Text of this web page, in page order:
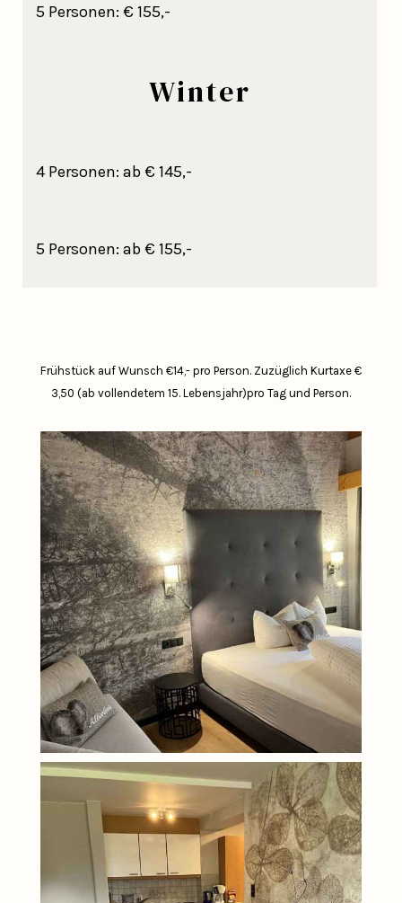
5 Personen: € 155,-
Winter
4 Personen: ab € 145,-
5 Personen: ab € 155,-
Frühstück auf Wunsch €14,- pro Person. Zuzüglich Kurtaxe €
3,50 (ab vollendetem 15. Lebensjahr)pro Tag und Person.